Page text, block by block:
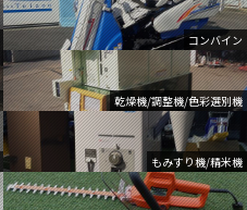
コンバイン
乾燥機/調整機/色彩選別機
もみすり機/精米機